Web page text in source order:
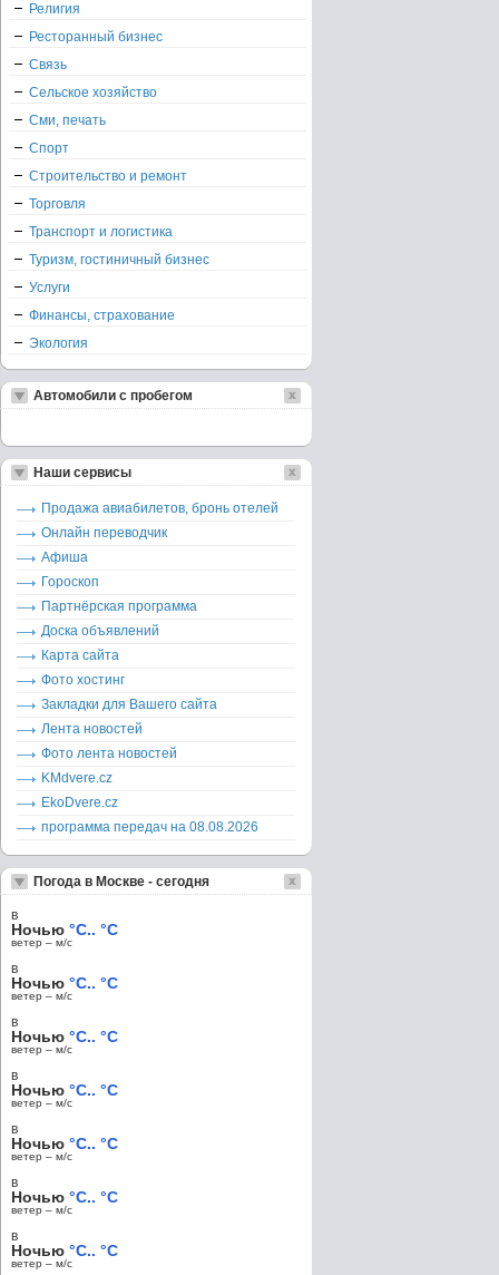
Религия
Ресторанный бизнес
Связь
Сельское хозяйство
Сми, печать
Спорт
Строительство и ремонт
Торговля
Транспорт и логистика
Туризм, гостиничный бизнес
Услуги
Финансы, страхование
Экология
Автомобили с пробегом
Наши сервисы
Продажа авиабилетов, бронь отелей
Онлайн переводчик
Афиша
Гороскоп
Партнёрская программа
Доска объявлений
Карта сайта
Фото хостинг
Закладки для Вашего сайта
Лента новостей
Фото лента новостей
KMdvere.cz
EkoDvere.cz
программа передач на 08.08.2026
Погода в Москве - сегодня
в
Ночью °C.. °C
ветер – м/c
в
Ночью °C.. °C
ветер – м/c
в
Ночью °C.. °C
ветер – м/c
в
Ночью °C.. °C
ветер – м/c
в
Ночью °C.. °C
ветер – м/c
в
Ночью °C.. °C
ветер – м/c
в
Ночью °C.. °C
ветер – м/c